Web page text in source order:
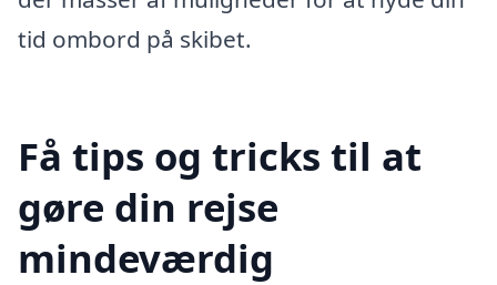
tid ombord på skibet.
Få tips og tricks til at
gøre din rejse
mindeværdig